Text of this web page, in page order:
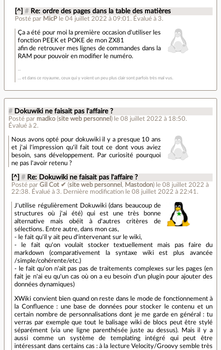
[^] # Re: ordre des pages dans la table des matières
Posté par MicP le 04 juillet 2022 à 09:01 . Évalué à 3.
Ça a été pour moi la première occasion d'utiliser les
fonction PEEK et POKE de mon ZX81
afin de retrouver mes lignes de commandes dans la
RAM pour pouvoir en modifier le numéro.
… et dans ce royaume, ceux qui y voient un peu plus clair sont parfois très mal vus.
# Dokuwiki ne faisait pas l'affaire ?
Posté par madko(site web personnel ) le 08 juillet 2022 à 18:50.
Évalué à 2.
Nous avons opté pour dokuwiki il y a presque 10 ans
et j'ai l'impression qu'il fait tout ce dont vous aviez
besoin, sans développement. Par curiosité pourquoi
ne pas l'avoir retenu ?
[^] # Re: Dokuwiki ne faisait pas l'affaire ?
Posté parGil Cot ✔ (site web personnel , Mastodon) le 08 juillet 2022 à
22:38. Évalué à 3. Dernière modification le 08 juillet 2022 à 22:41.
J'utilise régulièrement Dokuwiki (dans beaucoup de
structures où j'ai été) qui est une très bonne
alternative mais obéit à d'autres critères de
sélections. Entre autre, dans mon cas,
- le fait qu'il y ait peu d'intervenant sur le wiki,
- le fait qu'on voulait stocker textuellement mais pas faire du
markdown (comparativement la syntaxe wiki est plus avancée
/simple/cohérente/etc.)
- le fait qu'on n'ait pas pas de traitements complexes sur les pages (en
fait je n'ai eu qu'un cas où on a eu besoin d'un plugin pour ajouter des
données dynamiques)
XWiki convient bien quand on reste dans le mode de fonctionnement à
la Confluence : une base de données pour stocker le contenu et un
certain nombre de personnalisations dont je me garde en général : tu
verras par exemple que tout le balisage wiki de blocs peut être stylé
séparément (via une ligne parenthésée juste au dessus). Mais il y a
aussi comme un système de templating intégré qui peut être
intéressant dans certains cas : à la lecture Velocity/Groovy semble très